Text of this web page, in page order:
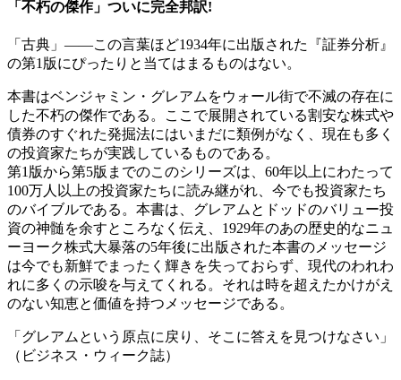
「不朽の傑作」ついに完全邦訳!
「古典」――この言葉ほど1934年に出版された『証券分析』
の第1版にぴったりと当てはまるものはない。
本書はベンジャミン・グレアムをウォール街で不滅の存在に
した不朽の傑作である。ここで展開されている割安な株式や
債券のすぐれた発掘法にはいまだに類例がなく、現在も多く
の投資家たちが実践しているものである。
第1版から第5版までのこのシリーズは、60年以上にわたって
100万人以上の投資家たちに読み継がれ、今でも投資家たち
のバイブルである。本書は、グレアムとドッドのバリュー投
資の神髄を余すところなく伝え、1929年のあの歴史的なニュ
ーヨーク株式大暴落の5年後に出版された本書のメッセージ
は今でも新鮮でまったく輝きを失っておらず、現代のわれわ
れに多くの示唆を与えてくれる。それは時を超えたかけがえ
のない知恵と価値を持つメッセージである。
「グレアムという原点に戻り、そこに答えを見つけなさい」
（ビジネス・ウィーク誌）